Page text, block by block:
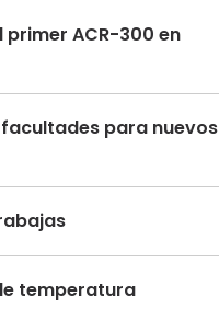
primer ACR-300 en
para nuevos
temperatura